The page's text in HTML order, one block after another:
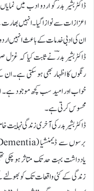
ڈاکٹربشیر بدرؔ کو اردو ادب میں
اعزازات سے نوازا گیا۔ انہیں
ان کی ادبی خدمات کے باعث انہیں
ڈاکٹربشیر بدرؔ نے ثابت کیا کہ
رنگوں کا اظہار بھی ہو سکتی ہے۔ ان
خواب اور امید سب کچھ موجود ہے۔
محسوس کرتی ہے۔
ڈاکٹر بشیر بدر کی آخری زندگی
یادداشت بہت حد تک متاثر ہو چکی
زندگی کے کئی واقعات تک کو